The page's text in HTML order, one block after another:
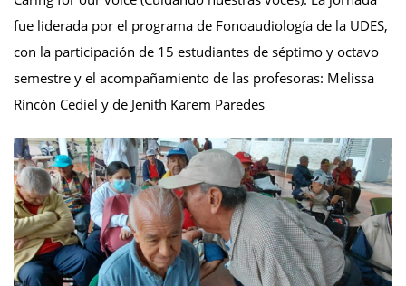
fue liderada por el programa de Fonoaudiología de la UDES,
con la participación de 15 estudiantes de séptimo y octavo
semestre y el acompañamiento de las profesoras: Melissa
Rincón Cediel y de Jenith Karem Paredes